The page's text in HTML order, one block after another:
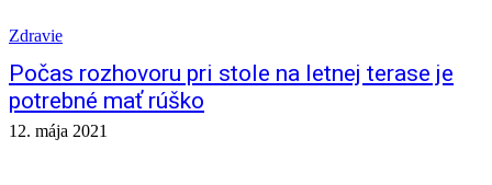
Zdravie
Počas rozhovoru pri stole na letnej terase je
potrebné mať rúško
12. mája 2021